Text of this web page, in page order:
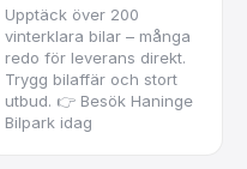
Upptäck över 200
vinterklara bilar – många
redo för leverans direkt.
Trygg bilaffär och stort
utbud. 👉 Besök Haninge
Bilpark idag